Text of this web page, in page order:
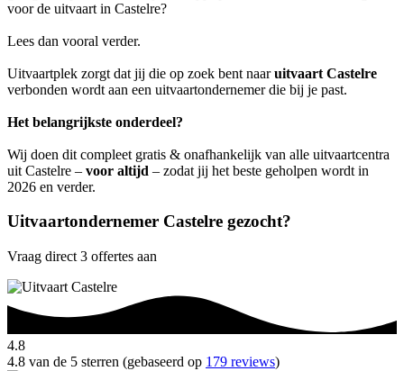
voor de uitvaart in Castelre?
Lees dan vooral verder.
Uitvaartplek zorgt dat jij die op zoek bent naaruitvaart Castelre
verbonden wordt aan een uitvaartondernemer die bij je past.
Het belangrijkste onderdeel?
Wij doen dit compleet gratis & onafhankelijk van alle uitvaartcentra
uit Castelre – voor altijd – zodat jij het beste geholpen wordt in
2026 en verder.
Uitvaartondernemer Castelre gezocht?
Vraag direct 3 offertes aan
4.8
4.8 van de 5 sterren (gebaseerd op 179 reviews)